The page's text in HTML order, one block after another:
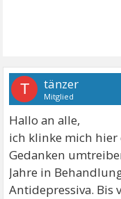
T tänzer
Mitglied
Hallo an alle,
ich klinke mich
Gedanken
Jahre in
Antidepressiva. Bis